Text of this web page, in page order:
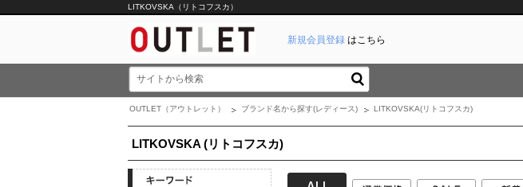
LITKOVSKA（リトコフスカ）
新規会員登録 はこちら
OUTLET（アウトレット） ブランド名から探す(レディース) LITKOVSKA(リトコフスカ)
LITKOVSKA (リトコフスカ)